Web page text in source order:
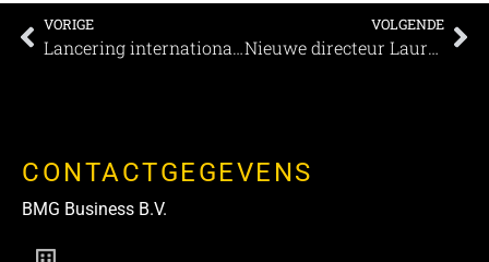
VORIGE
Lancering internationale campagne congresstad Maastricht; lange termijn impact voor de stad steeds belangrijker
VOLGENDE
Nieuwe directeur Laurenskerk Rotterdam
CONTACTGEGEVENS
BMG Business B.V.